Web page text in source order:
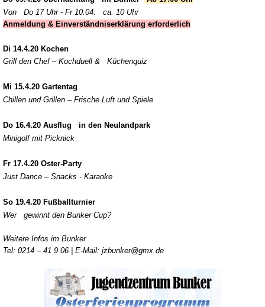
Von Do 17 Uhr - Fr 10.04. ca. 10 Uhr
Anmeldung & Einverständniserklärung erforderlich
Di 14.4.20 Kochen
Grill den Chef – Kochduell & Küchenquiz
Mi 15.4.20 Gartentag
Chillen und Grillen – Frische Luft und Spiele
Do 16.4.20 Ausflug in den Neulandpark
Minigolf mit Picknick
Fr 17.4.20 Oster-Party
Just Dance – Snacks - Karaoke
So 19.4.20 Fußballturnier
Wer gewinnt den Bunker Cup?
Weitere Infos im Bunker
Tel: 0214 – 41 9 06 | E-Mail: jzbunker@gmx.de